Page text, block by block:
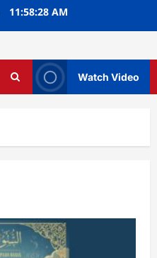
11:58:29 AM
Watch Video